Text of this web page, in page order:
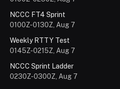
NCCC FT4 Sprint
0100Z-0130Z, Aug 7
Weekly RTTY Test
0145Z-0215Z, Aug 7
NCCC Sprint Ladder
0230Z-0300Z, Aug 7